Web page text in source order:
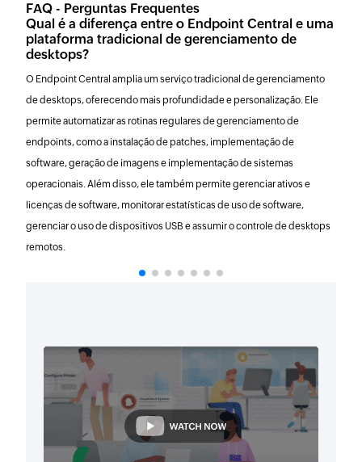
FAQ - Perguntas Frequentes
Qual é a diferença entre o Endpoint Central e uma
plataforma tradicional de gerenciamento de
desktops?
O Endpoint Central amplia um serviço tradicional de gerenciamento
de desktops, oferecendo mais profundidade e personalização. Ele
permite automatizar as rotinas regulares de gerenciamento de
endpoints, como a instalação de patches, implementação de
software, geração de imagens e implementação de sistemas
operacionais. Além disso, ele também permite gerenciar ativos e
licenças de software, monitorar estatísticas de uso de software,
gerenciar o uso de dispositivos USB e assumir o controle de desktops
remotos.